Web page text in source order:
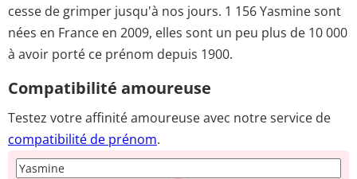
cesse de grimper jusqu'à nos jours. 1 156 Yasmine sont
nées en France en 2009, elles sont un peu plus de 10 000
à avoir porté ce prénom depuis 1900.
Compatibilité amoureuse
Testez votre affinité amoureuse avec notre service de
compatibilité de prénom.